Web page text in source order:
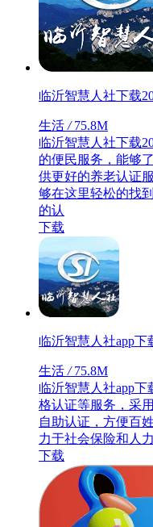
临沂智慧人社下载
生活 /75.8M
临沂智慧人社下载
的便民服务，能够
供更好的养老认证
够在这里轻松的找
的认
下载
临沂智慧人社app下
生活 /75.8M
临沂智慧人社app
格认证等服务，采
自助认证，方便百
力于社会保险和人
下载